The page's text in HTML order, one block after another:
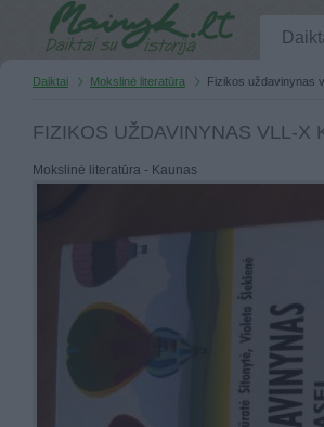
Daiktai Mokslinė literatūra Fizikos uždavinynas
FIZIKOS UŽDAVINYNAS VLL-X
Mokslinė literatūra - Kaunas